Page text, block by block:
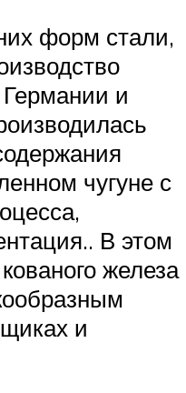
форм стали,
и
чугуне с
В этом
железа
и